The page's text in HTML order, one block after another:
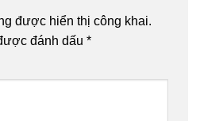
được hiển thị công khai.
đánh dấu *